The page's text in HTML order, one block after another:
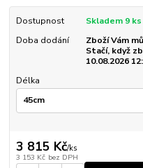
Dostupnost
Skladem 9 ks
Doba dodání
Zboží Vám
Stačí, když
10.08.2026
Délka
3 815 Kč/ks
3 153 Kč bez DPH